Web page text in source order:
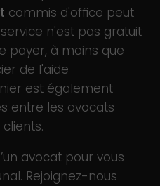
commis d'office peut
n'est pas gratuit
payer, à moins que
de l'aide
est également
entre les avocats
avocat pour vous
Rejoignez-nous